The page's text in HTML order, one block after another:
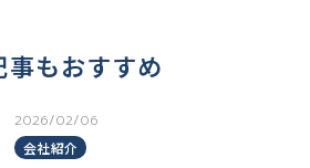
事もおすすめ
2026/02/06
会社紹介